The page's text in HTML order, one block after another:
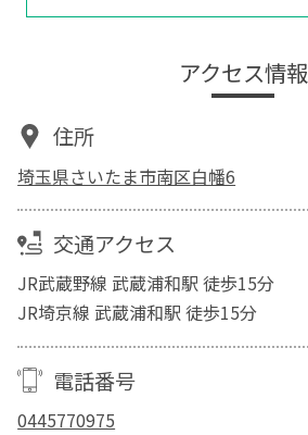
アクセス情報
住所
埼玉県さいたま市南区白幡6
交通アクセス
JR武蔵野線 武蔵浦和駅 徒歩15分
JR埼京線 武蔵浦和駅 徒歩15分
電話番号
0445770975